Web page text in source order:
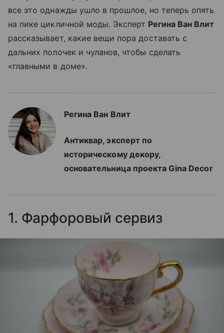
все это однажды ушло в прошлое, но теперь опять
на пике цикличной моды. Эксперт Регина Ван Влит
рассказывает, какие вещи пора доставать с
дальних полочек и чуланов, чтобы сделать
«главными в доме».
Регина Ван Влит
Антиквар, эксперт по
историческому декору,
основательница проекта Gina Decor
1. Фарфоровый сервиз